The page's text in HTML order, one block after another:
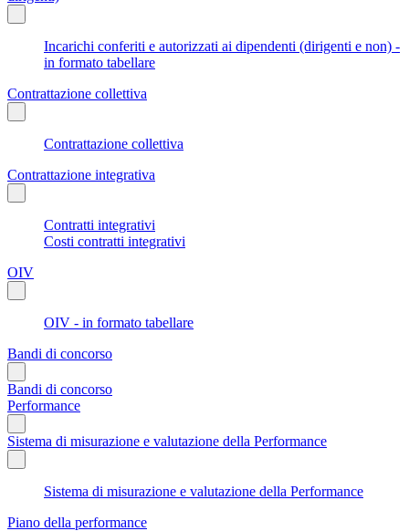
Incarichi conferiti e autorizzati ai dipendenti (dirigenti e non) -
in formato tabellare
Contrattazione collettiva
Contrattazione collettiva
Contrattazione integrativa
Contratti integrativi
Costi contratti integrativi
OIV
OIV - in formato tabellare
Bandi di concorso
Bandi di concorso
Performance
Sistema di misurazione e valutazione della Performance
Sistema di misurazione e valutazione della Performance
Piano della performance